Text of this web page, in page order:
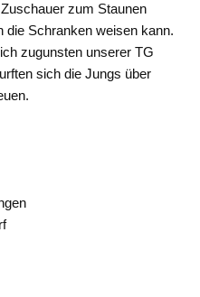
zum Staunen
die Schranken weisen kann.
zugunsten unserer TG
sich die Jungs über